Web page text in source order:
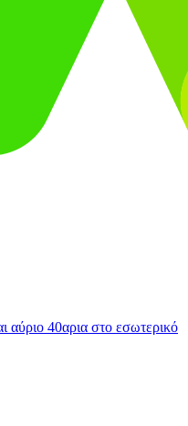
αύριο 40αρια στο εσωτερικό